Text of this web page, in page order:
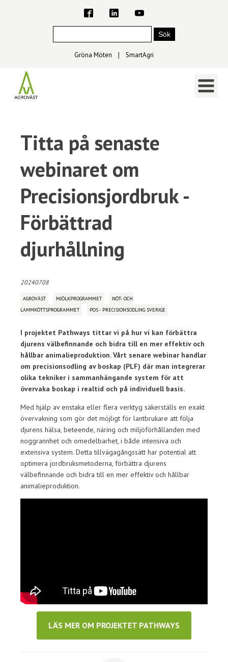
Gröna Möten ∣ SmartAgri
Titta på senaste
webinaret om
Precisionsjordbruk -
Förbättrad
djurhållning
20240708
AGROVÄST MJÖLKPROGRAMMET
NÖT- OCH
LAMMKÖTTSPROGRAMMET
POS - PRECISIONSODLING SVERIGE
I projektet Pathways tittar vi på hur vi kan förbättra
djurens välbefinnande och bidra till en mer effektiv och
hållbar animalieproduktion. Vårt senare webinar handlar
om precisionsodling av boskap (PLF) där man integrerar
olika tekniker i sammanhängande system för att
övervaka boskap i realtid och på individuell basis.
Med hjälp av enstaka eller flera verktyg säkerställs en exakt
övervakning som gör det möjligt för lantbrukare att följa
djurens hälsa, beteende, näring och miljöförhållanden med
noggrannhet och omedelbarhet, i både intensiva och
extensiva system. Detta tillvägagångssätt har potential att
optimera jordbruksmetoderna, förbättra djurens
välbefinnande och bidra till en mer effektiv och hållbar
animalieproduktion.
LÄS MER OM PROJEKTET PATHWAYS